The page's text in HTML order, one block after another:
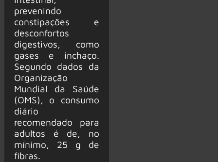
prevenindo
constipações e
desconfortos
digestivos, como
gases e inchaço.
Segundo dados da
Organização
Mundial da Saúde
(OMS), o consumo
diário
recomendado para
adultos é de, no
mínimo, 25 g de
fibras.